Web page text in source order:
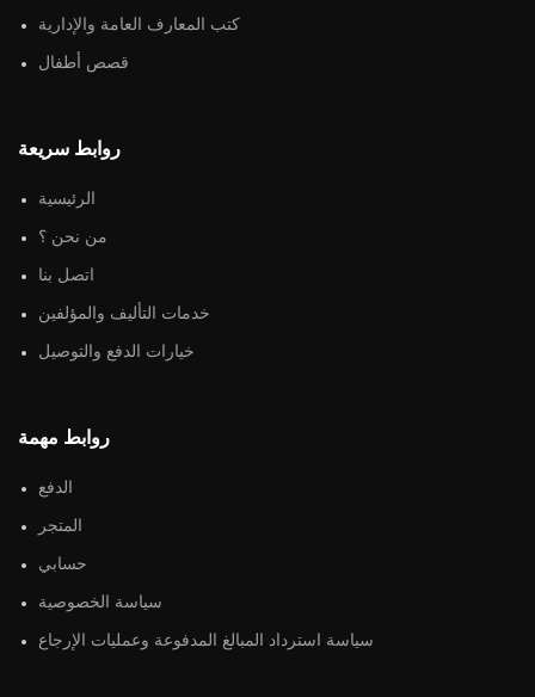
كتب المعارف العامة والإدارية
قصص أطفال
روابط سريعة
الرئيسية
من نحن ؟
اتصل بنا
خدمات التأليف والمؤلفين
خيارات الدفع والتوصيل
روابط مهمة
الدفع
المتجر
حسابي
سياسة الخصوصية
سياسة استرداد المبالغ المدفوعة وعمليات الإرجاع